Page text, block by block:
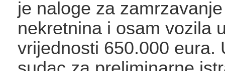
je naloge za
nekretnina i osam vozila
vrijednosti 650.000 eura.